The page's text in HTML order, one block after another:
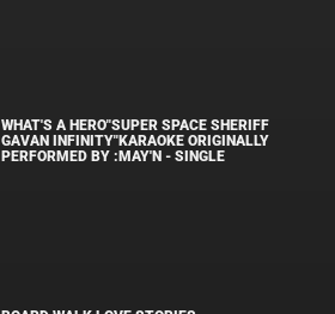
WHAT'S A HERO"SUPER SPACE SHERIFF
GAVAN INFINITY"KARAOKE ORIGINALLY
PERFORMED BY :MAY'N - SINGLE